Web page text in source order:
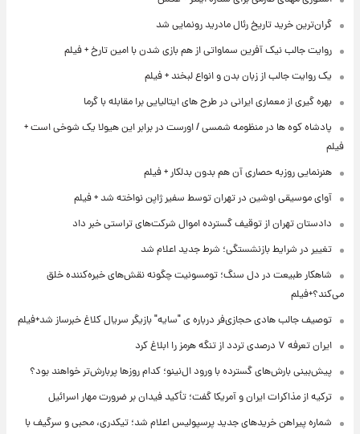
گران‌ترین خرید تاریخ رئال مادرید رونمایی شد
روایت جالب نیک آفرین سماواتی از هم بازی شدن با امین تارخ + فیلم
یک روایت جالب از زبان بدن و انواع لبخند + فیلم
بهره گیری از معماری ایرانی در طرح های ایتالیایی برا مقابله با گرما
پادشاه کوه ها در منظومه شمسی / اورست در برابر این هیولا یک شوخی است +
فیلم
هنرنمایی روزبه حصاری آن هم بدون بدلکار + فیلم
آوای موسیقی اوشین در تهران توسط سفیر ژاپن نواخته شد + فیلم
دادستان تهران از توقیف گسترده اموال شرکت‌های تراستی خبر داد
تغییر در شرایط بازنشستگی؛ شرط جدید اعلام شد
شاهکار طبیعت در دل سنگ؛ تومسونیت چگونه نقش‌های خیره‌کننده خلق
می‌کند؟+فیلم
توصیف جالب هادی حجازی‌فر درباره ی "سایه" بازیگر سریال کلاغ خبرساز شد+فیلم
ایران تعرفه ۷ درصدی تردد از تنگه هرمز را ابلاغ کرد
پیش‌بینی بارش‌های گسترده با ورود ال‌نینو؛ کدام روزها پربارش‌تر خواهند بود؟
ترکیه از مذاکرات ایران و آمریکا گفت؛ تأکید فیدان بر ضرورت مهار اسرائیل
شماره پیراهن خریدهای جدید پرسپولیس اعلام شد؛ تیکدری، محبی و سرگیف با